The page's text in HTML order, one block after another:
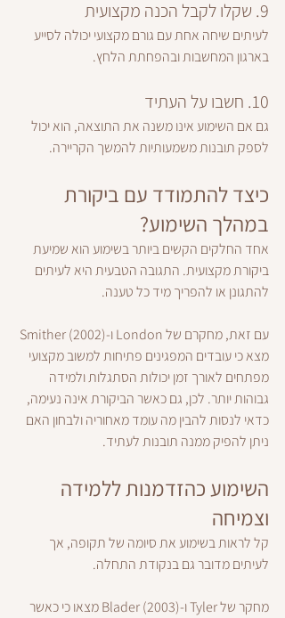
9. שקלו לקבל הכנה מקצועית
לעיתים שיחה אחת עם גורם מקצועי יכולה לסייע
בארגון המחשבות ובהפחתת הלחץ.
10. חשבו על העתיד
גם אם השימוע אינו משנה את התוצאה, הוא יכול
לספק תובנות משמעותיות להמשך הקריירה.
כיצד להתמודד עם ביקורת
במהלך השימוע?
אחד החלקים הקשים ביותר בשימוע הוא שמיעת
ביקורת מקצועית. התגובה הטבעית היא לעיתים
להתגונן או להפריך מיד כל טענה.
מצא כי עובדים המפגינים פתיחות למשוב מקצועי
מפתחים לאורך זמן יכולות הסתגלות ולמידה
גבוהות יותר. לכן, גם כאשר הביקורת אינה נעימה,
כדאי לנסות להבין מה עומד מאחוריה ולבחון האם
ניתן להפיק ממנה תובנות לעתיד.
השימוע כהזדמנות ללמידה
וצמיחה
קל לראות בשימוע את סיומה של תקופה, אך
לעיתים מדובר גם בנקודת התחלה.
מחקר של Tyler ו-Blader (2003) מצאו כי כאשר